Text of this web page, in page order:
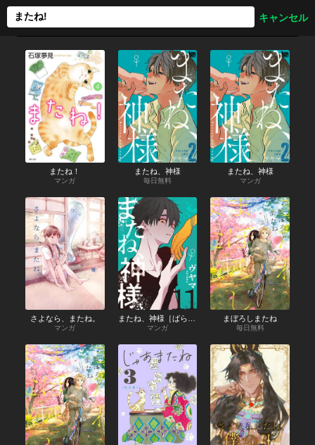
またね！
マンガ
またね、神様
毎日無料
またね、神様
マンガ
さよなら、またね。
マンガ マンガ
まぼろしまたね
毎日無料